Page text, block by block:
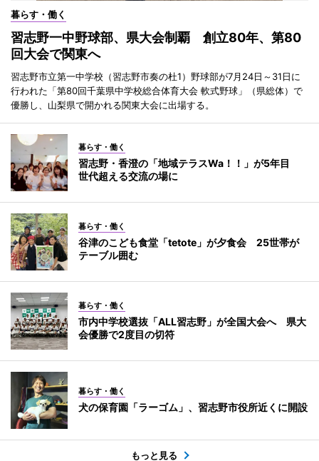
暮らす・働く
習志野一中野球部、県大会制覇 創立80年、第80
回大会で関東へ
習志野市立第一中学校（習志野市奏の杜1）野球部が7月24日～31日に
行われた「第80回千葉県中学校総合体育大会 軟式野球」（県総体）で
優勝し、山梨県で開かれる関東大会に出場する。
暮らす・働く
習志野・香澄の「地域テラスWa！！」が5年目
世代超える交流の場に
暮らす・働く
谷津のこども食堂「tetote」が夕食会 25世帯が
テーブル囲む
暮らす・働く
市内中学校選抜「ALL習志野」が全国大会へ 県大
会優勝で2度目の切符
暮らす・働く
犬の保育園「ラーゴム」、習志野市役所近くに開設
もっと見る